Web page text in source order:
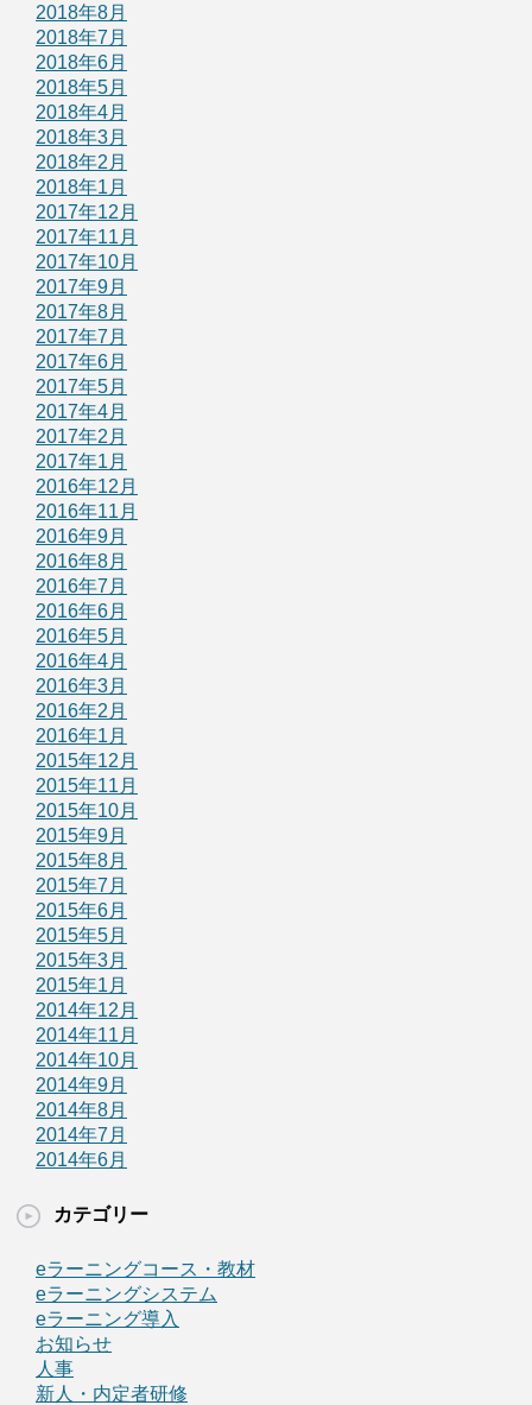
2018年8月
2018年7月
2018年6月
2018年5月
2018年4月
2018年3月
2018年2月
2018年1月
2017年12月
2017年11月
2017年10月
2017年9月
2017年8月
2017年7月
2017年6月
2017年5月
2017年4月
2017年2月
2017年1月
2016年12月
2016年11月
2016年9月
2016年8月
2016年7月
2016年6月
2016年5月
2016年4月
2016年3月
2016年2月
2016年1月
2015年12月
2015年11月
2015年10月
2015年9月
2015年8月
2015年7月
2015年6月
2015年5月
2015年3月
2015年1月
2014年12月
2014年11月
2014年10月
2014年9月
2014年8月
2014年7月
2014年6月
カテゴリー
eラーニングコース・教材
eラーニングシステム
eラーニング導入
お知らせ
人事
新人・内定者研修